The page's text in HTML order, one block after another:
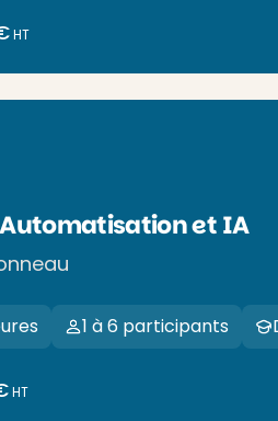
HT
et IA
1 à 6 participants
HT